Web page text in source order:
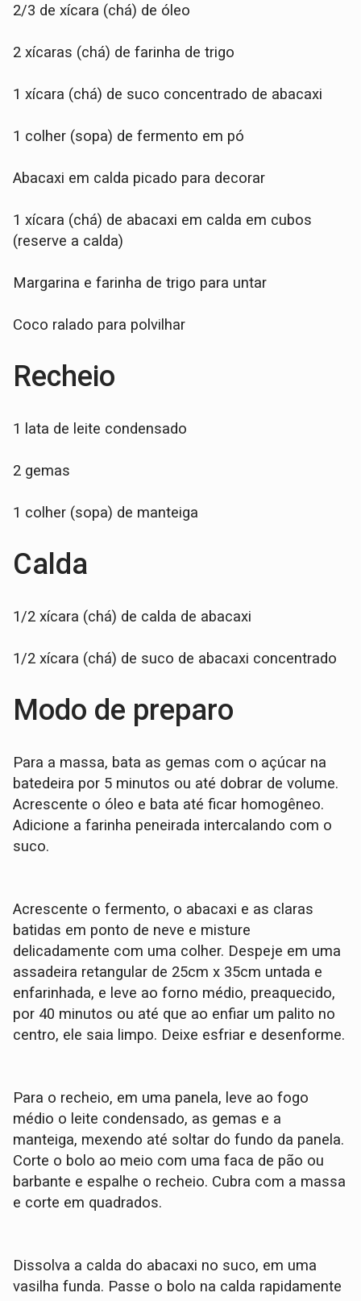
2/3 de xícara (chá) de óleo
2 xícaras (chá) de farinha de trigo
1 xícara (chá) de suco concentrado de abacaxi
1 colher (sopa) de fermento em pó
Abacaxi em calda picado para decorar
1 xícara (chá) de abacaxi em calda em cubos
(reserve a calda)
Margarina e farinha de trigo para untar
Coco ralado para polvilhar
Recheio
1 lata de leite condensado
2 gemas
1 colher (sopa) de manteiga
Calda
1/2 xícara (chá) de calda de abacaxi
1/2 xícara (chá) de suco de abacaxi concentrado
Modo de preparo
Para a massa, bata as gemas com o açúcar na
batedeira por 5 minutos ou até dobrar de volume.
Acrescente o óleo e bata até ficar homogêneo.
Adicione a farinha peneirada intercalando com o
suco.
Acrescente o fermento, o abacaxi e as claras
batidas em ponto de neve e misture
delicadamente com uma colher. Despeje em uma
assadeira retangular de 25cm x 35cm untada e
enfarinhada, e leve ao forno médio, preaquecido,
por 40 minutos ou até que ao enfiar um palito no
centro, ele saia limpo. Deixe esfriar e desenforme.
Para o recheio, em uma panela, leve ao fogo
médio o leite condensado, as gemas e a
manteiga, mexendo até soltar do fundo da panela.
Corte o bolo ao meio com uma faca de pão ou
barbante e espalhe o recheio. Cubra com a massa
e corte em quadrados.
Dissolva a calda do abacaxi no suco, em uma
vasilha funda. Passe o bolo na calda rapidamente